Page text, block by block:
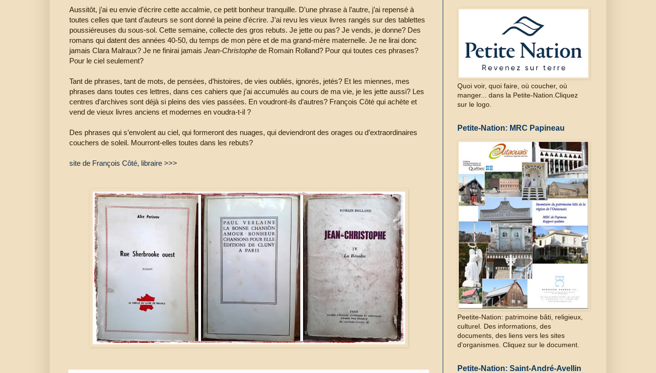
Aussitôt, j’ai eu envie d’écrire cette accalmie, ce petit bonheur tranquille. D’une phrase à l’autre, j’ai repensé à
toutes celles que tant d’auteurs se sont donné la peine d’écrire. J’ai revu les vieux livres rangés sur des tablettes
poussiéreuses du sous-sol. Cette semaine, collecte des gros rebuts. Je jette ou pas? Je vends, je donne? Des
romans qui datent des années 40-50, du temps de mon père et de ma grand-mère maternelle. Je ne lirai donc
jamais Clara Malraux? Je ne finirai jamais Jean-Christophe de Romain Rolland? Pour qui toutes ces phrases?
Pour le ciel seulement?
Tant de phrases, tant de mots, de pensées, d’histoires, de vies oubliés, ignorés, jetés? Et les miennes, mes
phrases dans toutes ces lettres, dans ces cahiers que j’ai accumulés au cours de ma vie, je les jette aussi? Les
centres d’archives sont déjà si pleins des vies passées. En voudront-ils d’autres? François Côté qui achète et
vend de vieux livres anciens et modernes en voudra-t-il ?
Des phrases qui s’envolent au ciel, qui formeront des nuages, qui deviendront des orages ou d’extraordinaires
couchers de soleil. Mourront-elles toutes dans les rebuts?
site de François Côté, libraire >>>
Quoi voir, quoi faire, où coucher, où
manger... dans la Petite-Nation.Cliquez
sur le logo.
Petite-Nation: MRC Papineau
Peetite-Nation: patrimoine bâti, religieux,
culturel. Des informations, des
documents, des liens vers les sites
d'organismes. Cliquez sur le document.
Petite-Nation: Saint-André-Avellin